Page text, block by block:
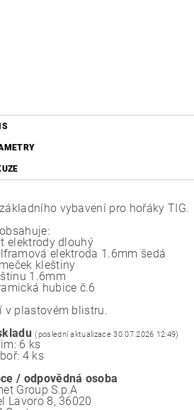
vybavení pro hořáky TIG.
elektrody dlouhý
elektroda 1.6mm šedá
kleštiny
1.6mm
hubice č.6
v plastovém blistru.
(poslední aktualizace 30.07.2026 12:49)
6 ks
4 ks
/ odpovědná osoba
Group S.p.A
Lavoro 8, 36020